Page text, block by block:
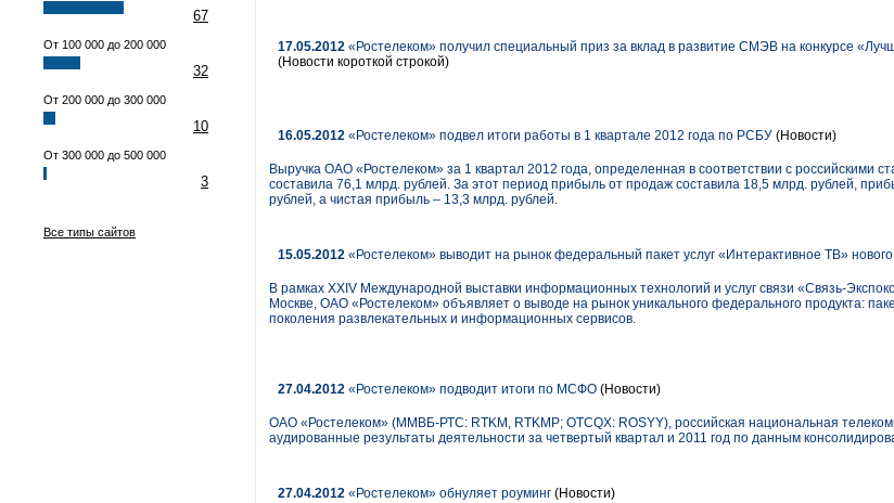
67
От 100 000 до 200 000
32
От 200 000 до 300 000
10
От 300 000 до 500 000
3
Все типы сайтов
17.05.2012 «Ростелеком» получил специальный приз за вклад в развитие СМЭВ на конкурсе
(Новости короткой строкой)
16.05.2012 «Ростелеком» подвел итоги работы в 1 квартале 2012 года по РСБУ (Новости)
Выручка ОАО «Ростелеком» за 1 квартал 2012 года, определенная в соответствии с российскими
составила 76,1 млрд. рублей. За этот период прибыль от продаж составила 18,5 млрд. рублей,
рублей, а чистая прибыль – 13,3 млрд. рублей.
15.05.2012 «Ростелеком» выводит на рынок федеральный пакет услуг «Интерактивное ТВ»
В рамках XXIV Международной выставки информационных технологий и услуг связи «Связь-
Москве, ОАО «Ростелеком» объявляет о выводе на рынок уникального федерального продукта:
поколения развлекательных и информационных сервисов.
27.04.2012 «Ростелеком» подводит итоги по МСФО (Новости)
ОАО «Ростелеком» (ММВБ-РТС: RTKM, RTKMP; OTCQX: ROSYY), российская национальная
аудированные результаты деятельности за четвертый квартал и 2011 год по данным
27.04.2012 «Ростелеком» обнуляет роуминг (Новости)